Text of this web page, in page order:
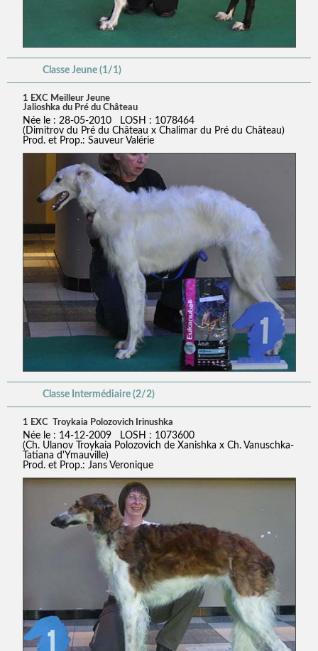
Classe Jeune (1/1)
1 EXC Meilleur Jeune
Jalioshka du Pré du Château
Née le : 28-05-2010 LOSH : 1078464
(Dimitrov du Pré du Château x Chalimar du Pré du Château)
Prod. et Prop.: Sauveur Valérie
Classe Intermédiaire (2/2)
1 EXC Troykaia Polozovich Irinushka
Née le : 14-12-2009 LOSH : 1073600
(Ch. Ulanov Troykaia Polozovich de Xanishka x Ch. Vanuschka-
Tatiana d'Ymauville)
Prod. et Prop.: Jans Veronique